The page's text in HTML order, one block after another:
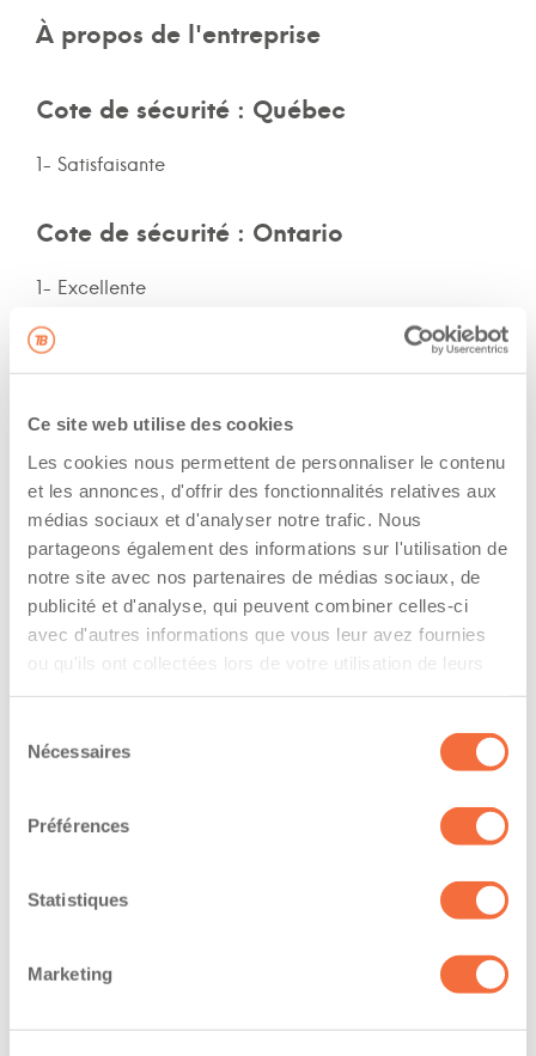
Ce site web utilise des cookies
Les cookies nous permettent de personnaliser le contenu
et les annonces, d'offrir des fonctionnalités relatives aux
médias sociaux et d'analyser notre trafic. Nous
partageons également des informations sur l'utilisation de
notre site avec nos partenaires de médias sociaux, de
publicité et d'analyse, qui peuvent combiner celles-ci
avec d'autres informations que vous leur avez fournies
ou qu'ils ont collectées lors de votre utilisation de leurs
Nécessaires
Préférences
Statistiques
Marketing
À propos de l'entreprise
Cote de sécurité : Québec
1- Satisfaisante
Cote de sécurité : Ontario
1- Excellente
Cote de sécurité: autres provinces
Assurances et immatriculation
Possède ses propres assurances
The driver hold a driving licence from:
quebec
Has a vehicle registered in the following
Diplômes et certifications
The owner-operator has the ability to